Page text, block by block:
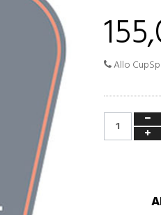
Allo